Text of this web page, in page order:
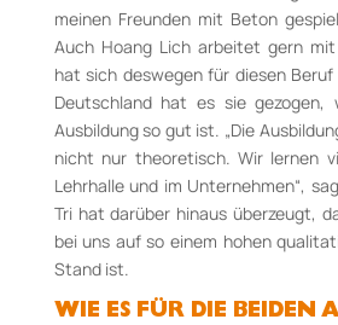
meinen Freunden mit Beton
Auch Hoang Lich arbeitet gern
hat sich deswegen für diesen
Deutschland hat es sie gezogen,
Ausbildung so gut ist. „Die
nicht nur theoretisch. Wir lernen
Lehrhalle und im Unternehmen“,
Tri hat darüber hinaus überzeugt,
bei uns auf so einem hohen
Stand ist.
WIE ES FÜR DIE BEIDEN